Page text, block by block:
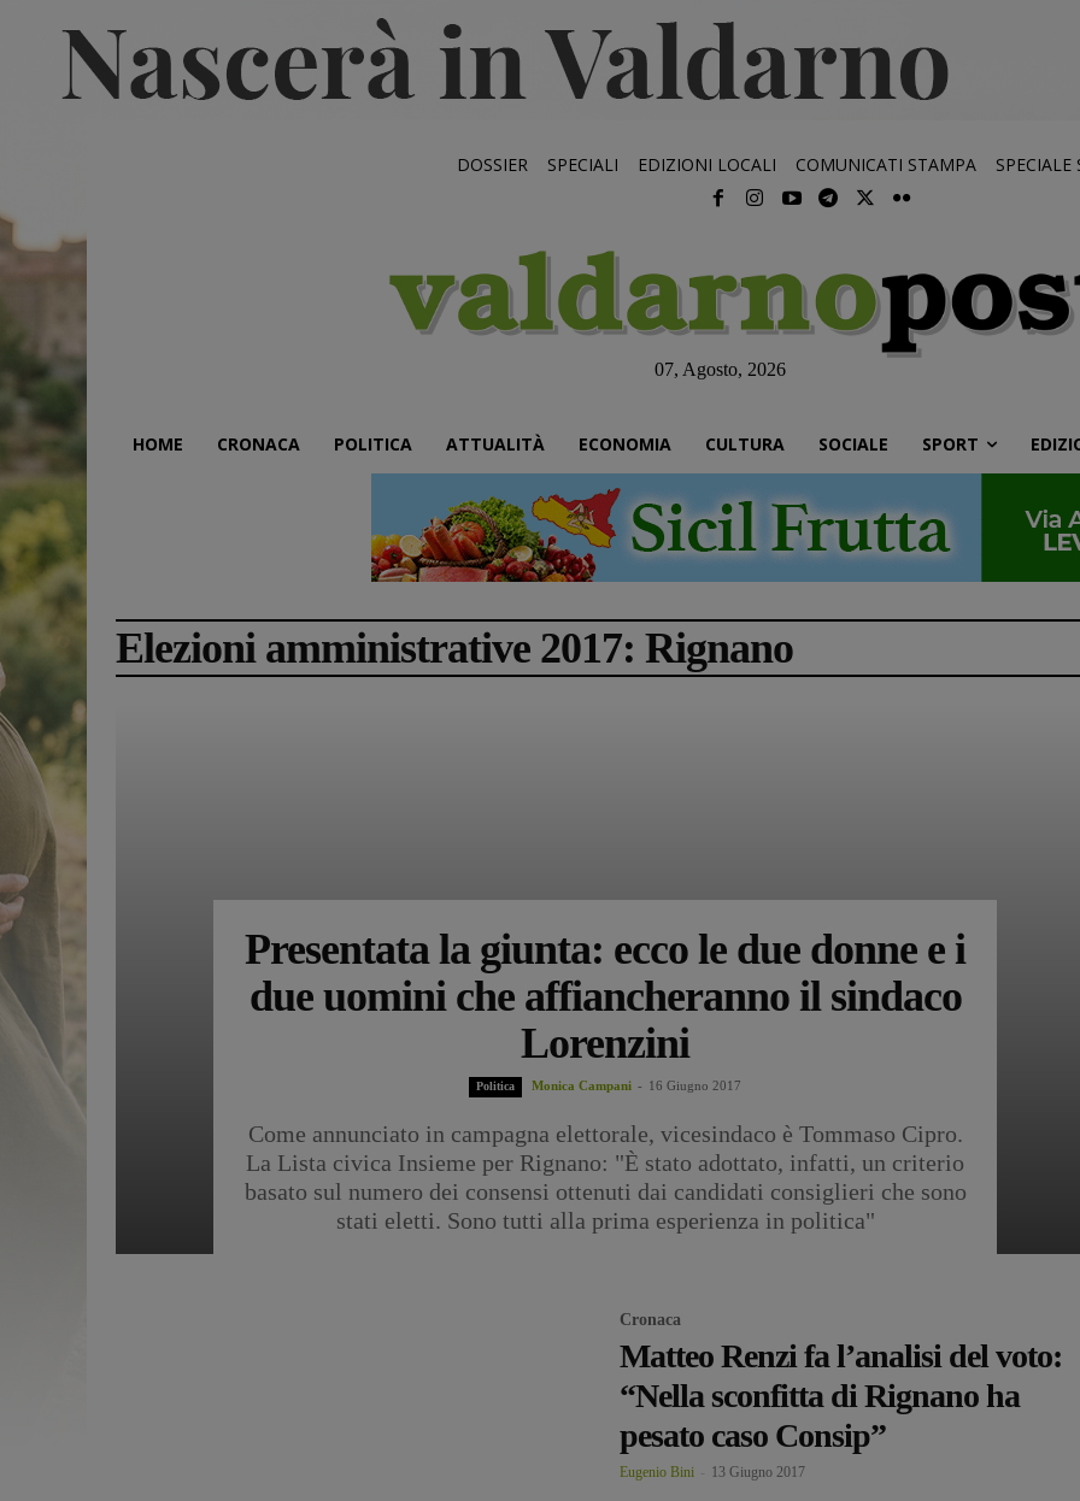
DOSSIER SPECIALI EDIZIONI LOCALI COMUNICATI STAMPA SPECIALE
07, Agosto, 2026
HOME CRONACA POLITICA ATTUALITÀ ECONOMIA CULTURA SOCIALE SPORT
Elezioni amministrative 2017: Rignano
Presentata la giunta: ecco le due donne e i
due uomini che affiancheranno il sindaco
Lorenzini
Politica Monica Campani - 16 Giugno 2017
Come annunciato in campagna elettorale, vicesindaco è Tommaso Cipro.
La Lista civica Insieme per Rignano: "È stato adottato, infatti, un criterio
basato sul numero dei consensi ottenuti dai candidati consiglieri che sono
stati eletti. Sono tutti alla prima esperienza in politica"
Cronaca
Matteo Renzi fa l’analisi del voto:
“Nella sconfitta di Rignano ha
pesato caso Consip”
Eugenio Bini 13 Giugno 2017